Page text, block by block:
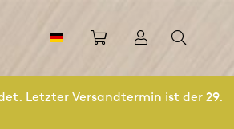
Einkaufswagen
Anmeldung
Letzter Versandtermin ist der 29.